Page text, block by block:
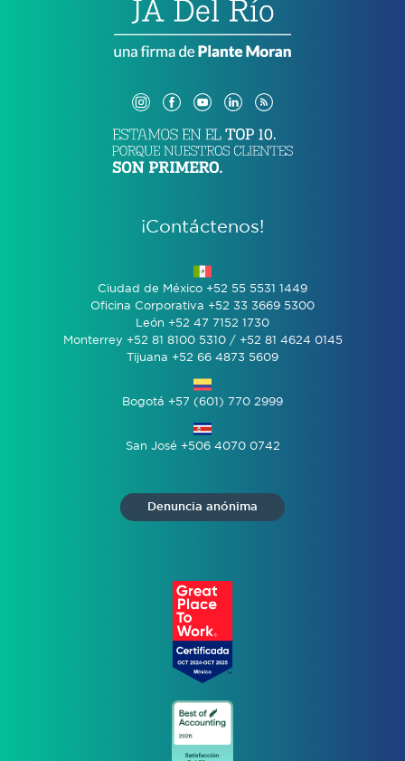
¡Contáctenos!
Ciudad de México +52 55 5531 1449
Oficina Corporativa +52 33 3669 5300
León +52 47 7152 1730
Monterrey +52 81 8100 5310 / +52 81 4624 0145
Tijuana +52 66 4873 5609
Bogotá +57 (601) 770 2999
San José +506 4070 0742
Denuncia anónima